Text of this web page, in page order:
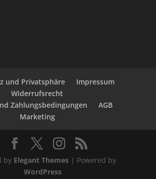
und Privatsphäre
Impressum
Widerrufsrecht
Zahlungsbedingungen
AGB
Marketing
by Elegant Themes| Powered by
WordPress